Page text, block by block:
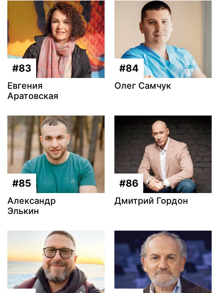
#83
Евгения
Аратовская
#84
Олег Самчук
#85
Александр
Элькин
#86
Дмитрий Гордон